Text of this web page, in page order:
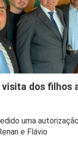
visita dos filhos
uma
e Flávio